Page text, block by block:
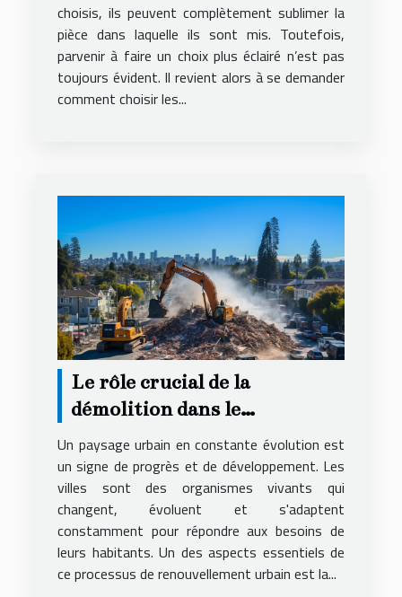
choisis, ils peuvent complètement sublimer la
pièce dans laquelle ils sont mis. Toutefois,
parvenir à faire un choix plus éclairé n’est pas
toujours évident. Il revient alors à se demander
comment choisir les...
Le rôle crucial de la
démolition dans le
renouvellement urbain
Un paysage urbain en constante évolution est
un signe de progrès et de développement. Les
villes sont des organismes vivants qui
changent, évoluent et s'adaptent
constamment pour répondre aux besoins de
leurs habitants. Un des aspects essentiels de
ce processus de renouvellement urbain est la...